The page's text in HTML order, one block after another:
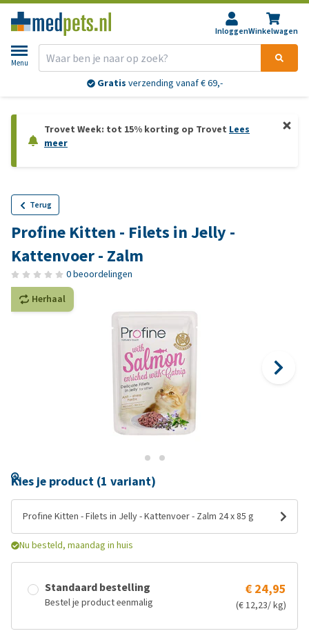
InloggenWinkelwagen
Menu
Gratis verzending vanaf € 69,-
Trovet Week: tot 15% korting op Trovet Lees
meer
Terug
Profine Kitten - Filets in Jelly -
Kattenvoer - Zalm
0 beoordelingen
Herhaal
Kies je product (1 variant)
Profine Kitten - Filets in Jelly - Kattenvoer - Zalm 24 x 85 g
Nu besteld, maandag in huis
Standaard bestelling
Bestel je product eenmalig
€ 24,95
(€ 12,23/ kg)